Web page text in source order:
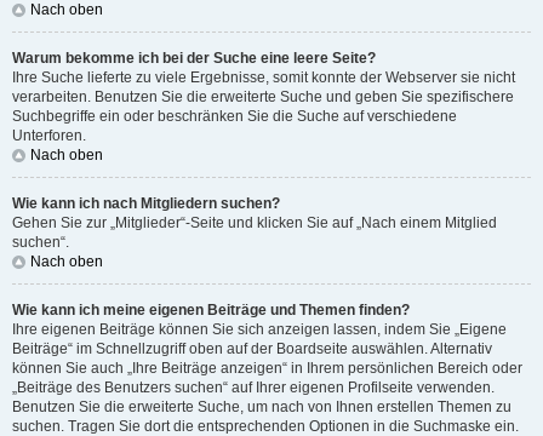
Nach oben
Warum bekomme ich bei der Suche eine leere Seite?
Ihre Suche lieferte zu viele Ergebnisse, somit konnte der Webserver sie nicht
verarbeiten. Benutzen Sie die erweiterte Suche und geben Sie spezifischere
Suchbegriffe ein oder beschränken Sie die Suche auf verschiedene
Unterforen.
Nach oben
Wie kann ich nach Mitgliedern suchen?
Gehen Sie zur „Mitglieder“-Seite und klicken Sie auf „Nach einem Mitglied
suchen“.
Nach oben
Wie kann ich meine eigenen Beiträge und Themen finden?
Ihre eigenen Beiträge können Sie sich anzeigen lassen, indem Sie „Eigene
Beiträge“ im Schnellzugriff oben auf der Boardseite auswählen. Alternativ
können Sie auch „Ihre Beiträge anzeigen“ in Ihrem persönlichen Bereich oder
„Beiträge des Benutzers suchen“ auf Ihrer eigenen Profilseite verwenden.
Benutzen Sie die erweiterte Suche, um nach von Ihnen erstellen Themen zu
suchen. Tragen Sie dort die entsprechenden Optionen in die Suchmaske ein.